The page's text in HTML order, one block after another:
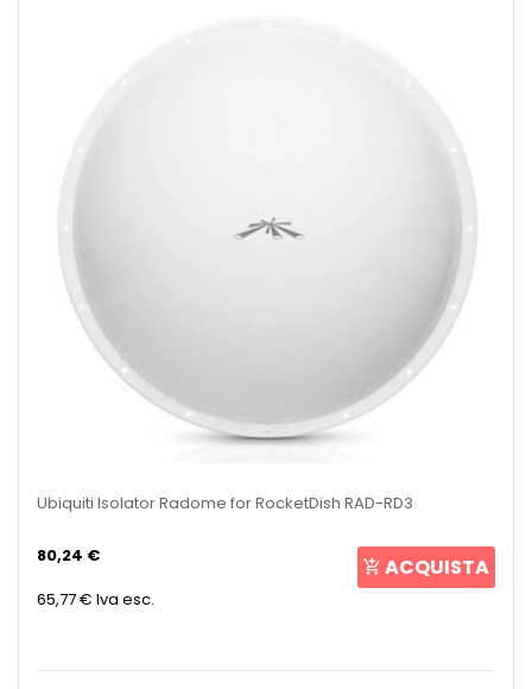
Ubiquiti Isolator Radome for RocketDish RAD-RD3
80,24 €
65,77 € Iva esc.
ACQUISTA